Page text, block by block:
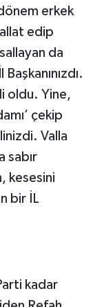
erkek
edip
da
oldu. Yine,
çekip
Valla
sabır
kesesini
bir İL
kadar